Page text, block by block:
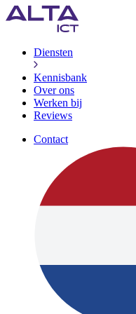
Diensten
Kennisbank
Over ons
Werken bij
Reviews
Contact